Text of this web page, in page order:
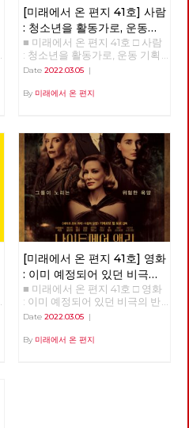
[미래에서 온 편지 41호] 사람
: 청소년을 활동가로, 운동
기획자 고유미
■ 미래에서 온 편지 41호 □ 사람
: 청소년을 활동가로, 운동 기획
자 고유미 >>>>>> 업로드 준비
Date 2022.03.05|
By 미래에서 온 편지
[미래에서 온 편지 41호] 영화
: 이미 예정되어 있던 비극의
반복 – 나이트메어 앨리
■ 미래에서 온 편지 41호 □ 영화
: 이미 예정되어 있던 비극의 반
복 – 나이트메어 앨리 >>>>>>
Date 2022.03.05|
By 미래에서 온 편지